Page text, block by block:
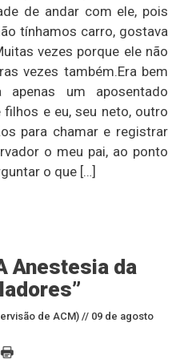
de andar com ele, pois
tínhamos carro, gostava
vezes porque ele não
vezes também.Era bem
um aposentado
e eu, seu neto, outro
para chamar e registrar
o meu pai, ao ponto
o que […]
Anestesia da
de ACM) // 09 de agosto